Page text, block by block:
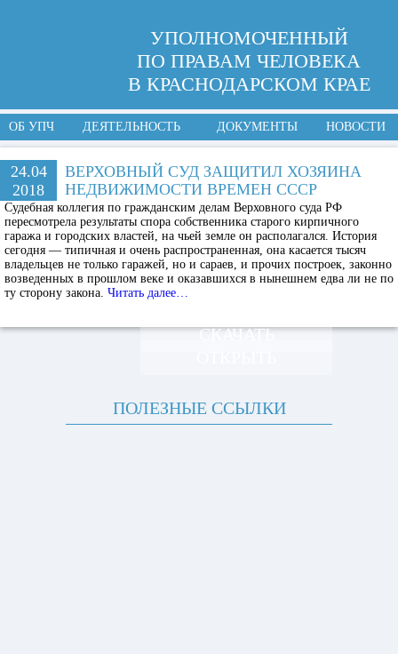
УПОЛНОМОЧЕННЫЙ
ПО ПРАВАМ ЧЕЛОВЕКА
В КРАСНОДАРСКОМ КРАЕ
ОБ УПЧ ДЕЯТЕЛЬНОСТЬ ДОКУМЕНТЫ НОВОСТИ
24.04
2018
ВЕРХОВНЫЙ СУД ЗАЩИТИЛ ХОЗЯИНА
НЕДВИЖИМОСТИ ВРЕМЕН СССР
Судебная коллегия по гражданским делам Верховного суда РФ
пересмотрела результаты спора собственника старого кирпичного
гаража и городских властей, на чьей земле он располагался. История
сегодня — типичная и очень распространенная, она касается тысяч
владельцев не только гаражей, но и сараев, и прочих построек, законно
возведенных в прошлом веке и оказавшихся в нынешнем едва ли не по
ту сторону закона. Читать далее…
СКАЧАТЬ
ПОЛЕЗНЫЕ ССЫЛКИ